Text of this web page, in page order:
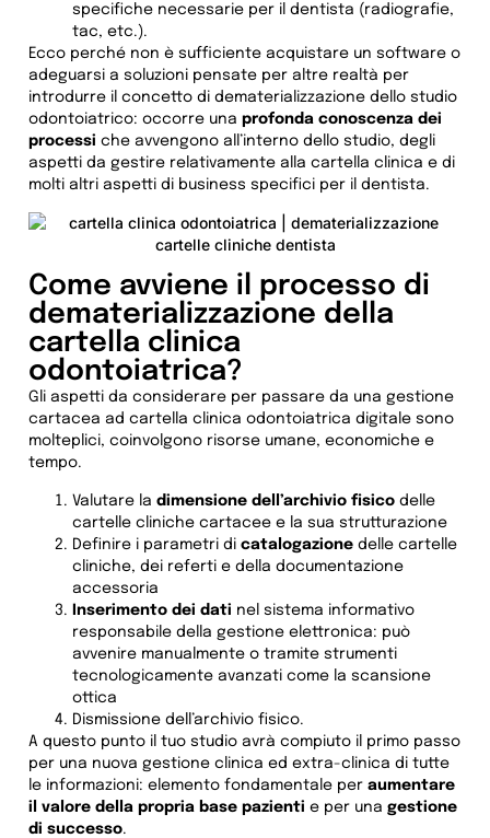
specifiche necessarie per il dentista (radiografie,
tac, etc.).
Ecco perché non è sufficiente acquistare un software o
adeguarsi a soluzioni pensate per altre realtà per
introdurre il concetto di dematerializzazione dello studio
odontoiatrico: occorre una profonda conoscenza dei
processi che avvengono all’interno dello studio, degli
aspetti da gestire relativamente alla cartella clinica e di
molti altri aspetti di business specifici per il dentista.
Come avviene il processo di
dematerializzazione della
cartella clinica
odontoiatrica?
Gli aspetti da considerare per passare da una gestione
cartacea ad cartella clinica odontoiatrica digitale sono
molteplici, coinvolgono risorse umane, economiche e
tempo.
Valutare la dimensione dell’archivio fisico delle
cartelle cliniche cartacee e la sua strutturazione
Definire i parametri di catalogazione delle cartelle
cliniche, dei referti e della documentazione
accessoria
Inserimento dei dati nel sistema informativo
responsabile della gestione elettronica: può
avvenire manualmente o tramite strumenti
tecnologicamente avanzati come la scansione
ottica
Dismissione dell’archivio fisico.
A questo punto il tuo studio avrà compiuto il primo passo
per una nuova gestione clinica ed extra-clinica di tutte
le informazioni: elemento fondamentale per aumentare
il valore della propria base pazienti e per una gestione
di successo.